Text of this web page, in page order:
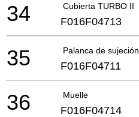
Cubierta TURBO II
34 F016F04713
Palanca de sujeción
35 F016F04711
Muelle
36 F016F04714